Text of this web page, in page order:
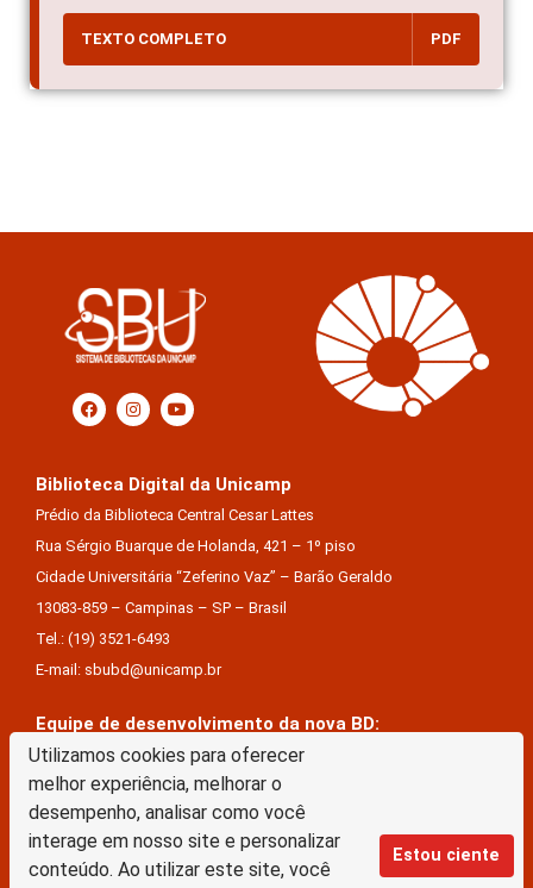
Utilizamos cookies para oferecer
melhor experiência, melhorar o
desempenho, analisar como você
interage em nosso site e personalizar
conteúdo. Ao utilizar este site, você
Estou ciente
TEXTO COMPLETO PDF
Biblioteca Digital da Unicamp
Prédio da Biblioteca Central Cesar Lattes
Rua Sérgio Buarque de Holanda, 421 – 1º piso
Cidade Universitária “Zeferino Vaz” – Barão Geraldo
13083-859 – Campinas – SP – Brasil
Tel.: (19) 3521-6493
E-mail: sbubd@unicamp.br
Equipe de desenvolvimento da nova BD:
Keite Aparecida Duarte
Márcio Vinícius De Jesus Almeida
Saul Victor De Castro E Silva
A Biblioteca Digital da Unicamp está licenciado com uma Licença Creative Commons –